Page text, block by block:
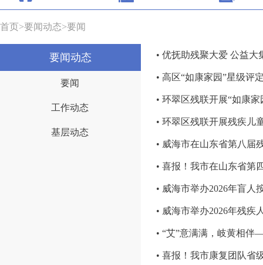
首页>要闻动态>要闻
要闻动态
要闻
工作动态
基层动态
• 优抚助残聚大爱 公益大
• 高区“如康家园”星级评
• 环翠区残联开展“如康
• 环翠区残联开展残疾儿
• 威海市在山东省第八届
• 喜报！我市在山东省第
• 威海市举办2026年盲人
• 威海市举办2026年残疾
• “艾”意满满，岐黄相
• 喜报！我市康复团队省